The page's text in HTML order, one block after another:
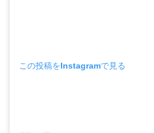
この投稿をInstagramで見る